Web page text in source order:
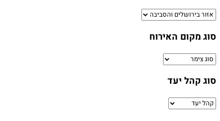
סוג מקום האירוח
סוג קהל יעד